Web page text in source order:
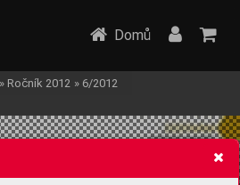
Domů
» Ročník 2012 » 6/2012